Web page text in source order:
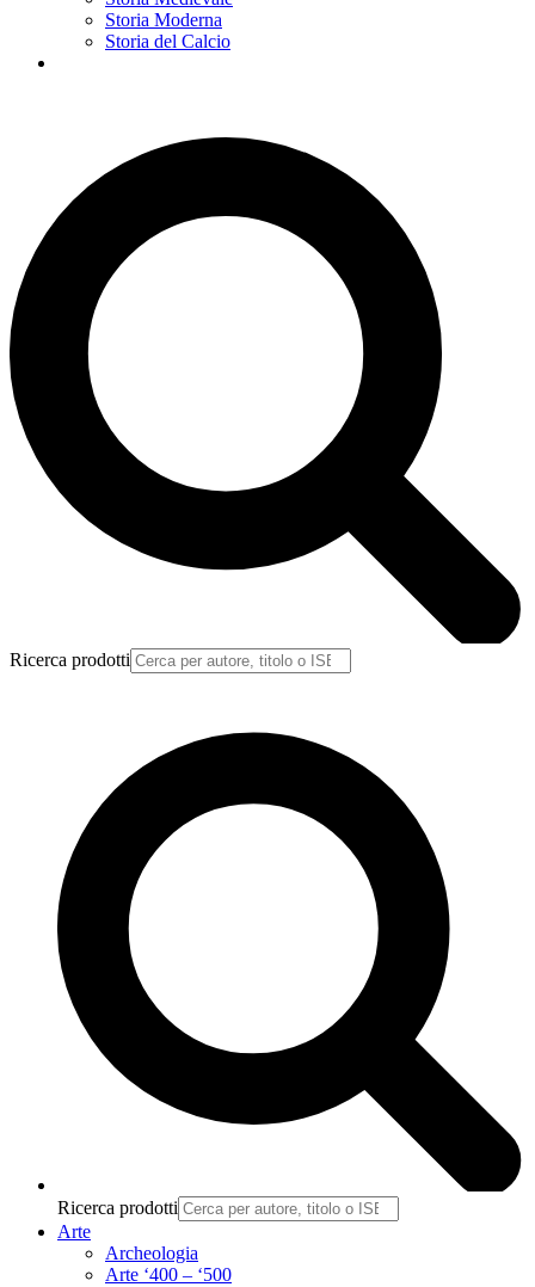
Storia Moderna
Storia del Calcio
Ricerca prodotti
Ricerca prodotti
Arte
Archeologia
Arte ‘400 – ‘500